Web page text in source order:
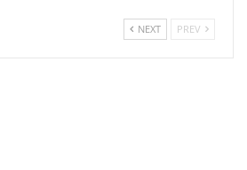
NEXT